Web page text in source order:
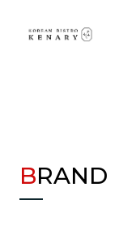
BRAND